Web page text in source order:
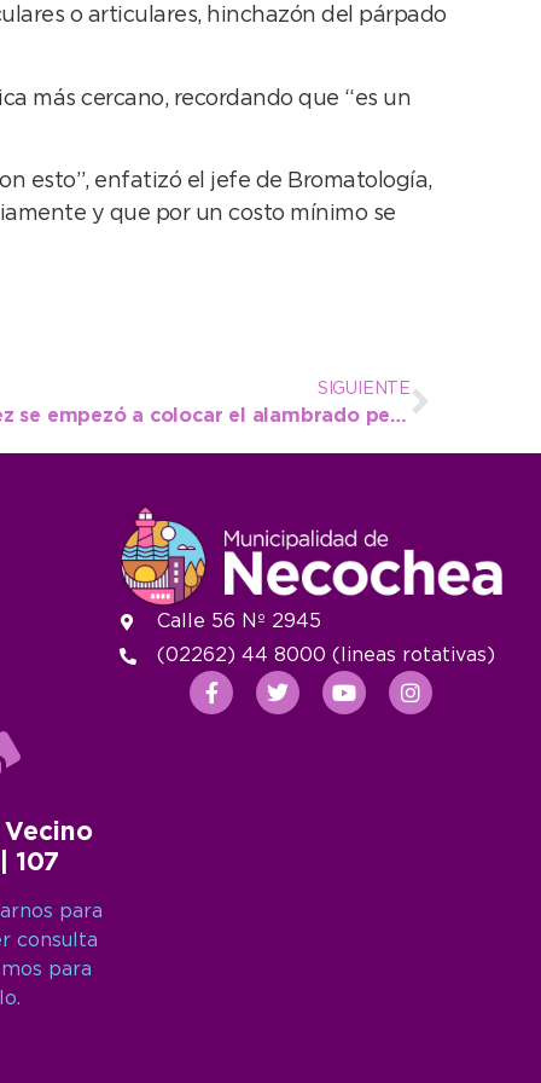
o articulares, hinchazón del párpado
más cercano, recordando que “es un
esto”, enfatizó el jefe de Bromatología,
y que por un costo mínimo se
SIGUIENTE
Con la presencia de López se empezó a colocar el alambrado perimetral del Parque Eólico
107
para
consulta
para
Calle 56 Nº 2945
(02262) 44 8000 (lineas rotativas)